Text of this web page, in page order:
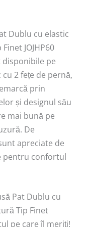
Dublu cu elastic
JOJHP60
disponibile pe
2 fețe de pernă,
prin
și designul său
mai bună pe
De
apreciate de
pentru confortul
Pat Dublu cu
Tip Finet
pe care îl meriți!